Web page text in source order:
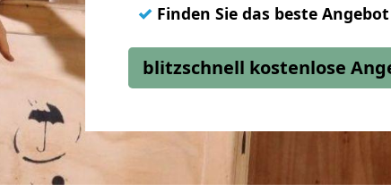
✓ Finden Sie das beste
blitzschnell kostenlose